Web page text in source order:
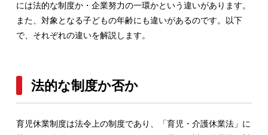
には法的な制度か・企業努力の一環かという違いがあります。
また、対象となる子どもの年齢にも違いがあるのです。以下
で、それぞれの違いを解説します。
法的な制度か否か
育児休業制度は法令上の制度であり、「育児・介護休業法」に